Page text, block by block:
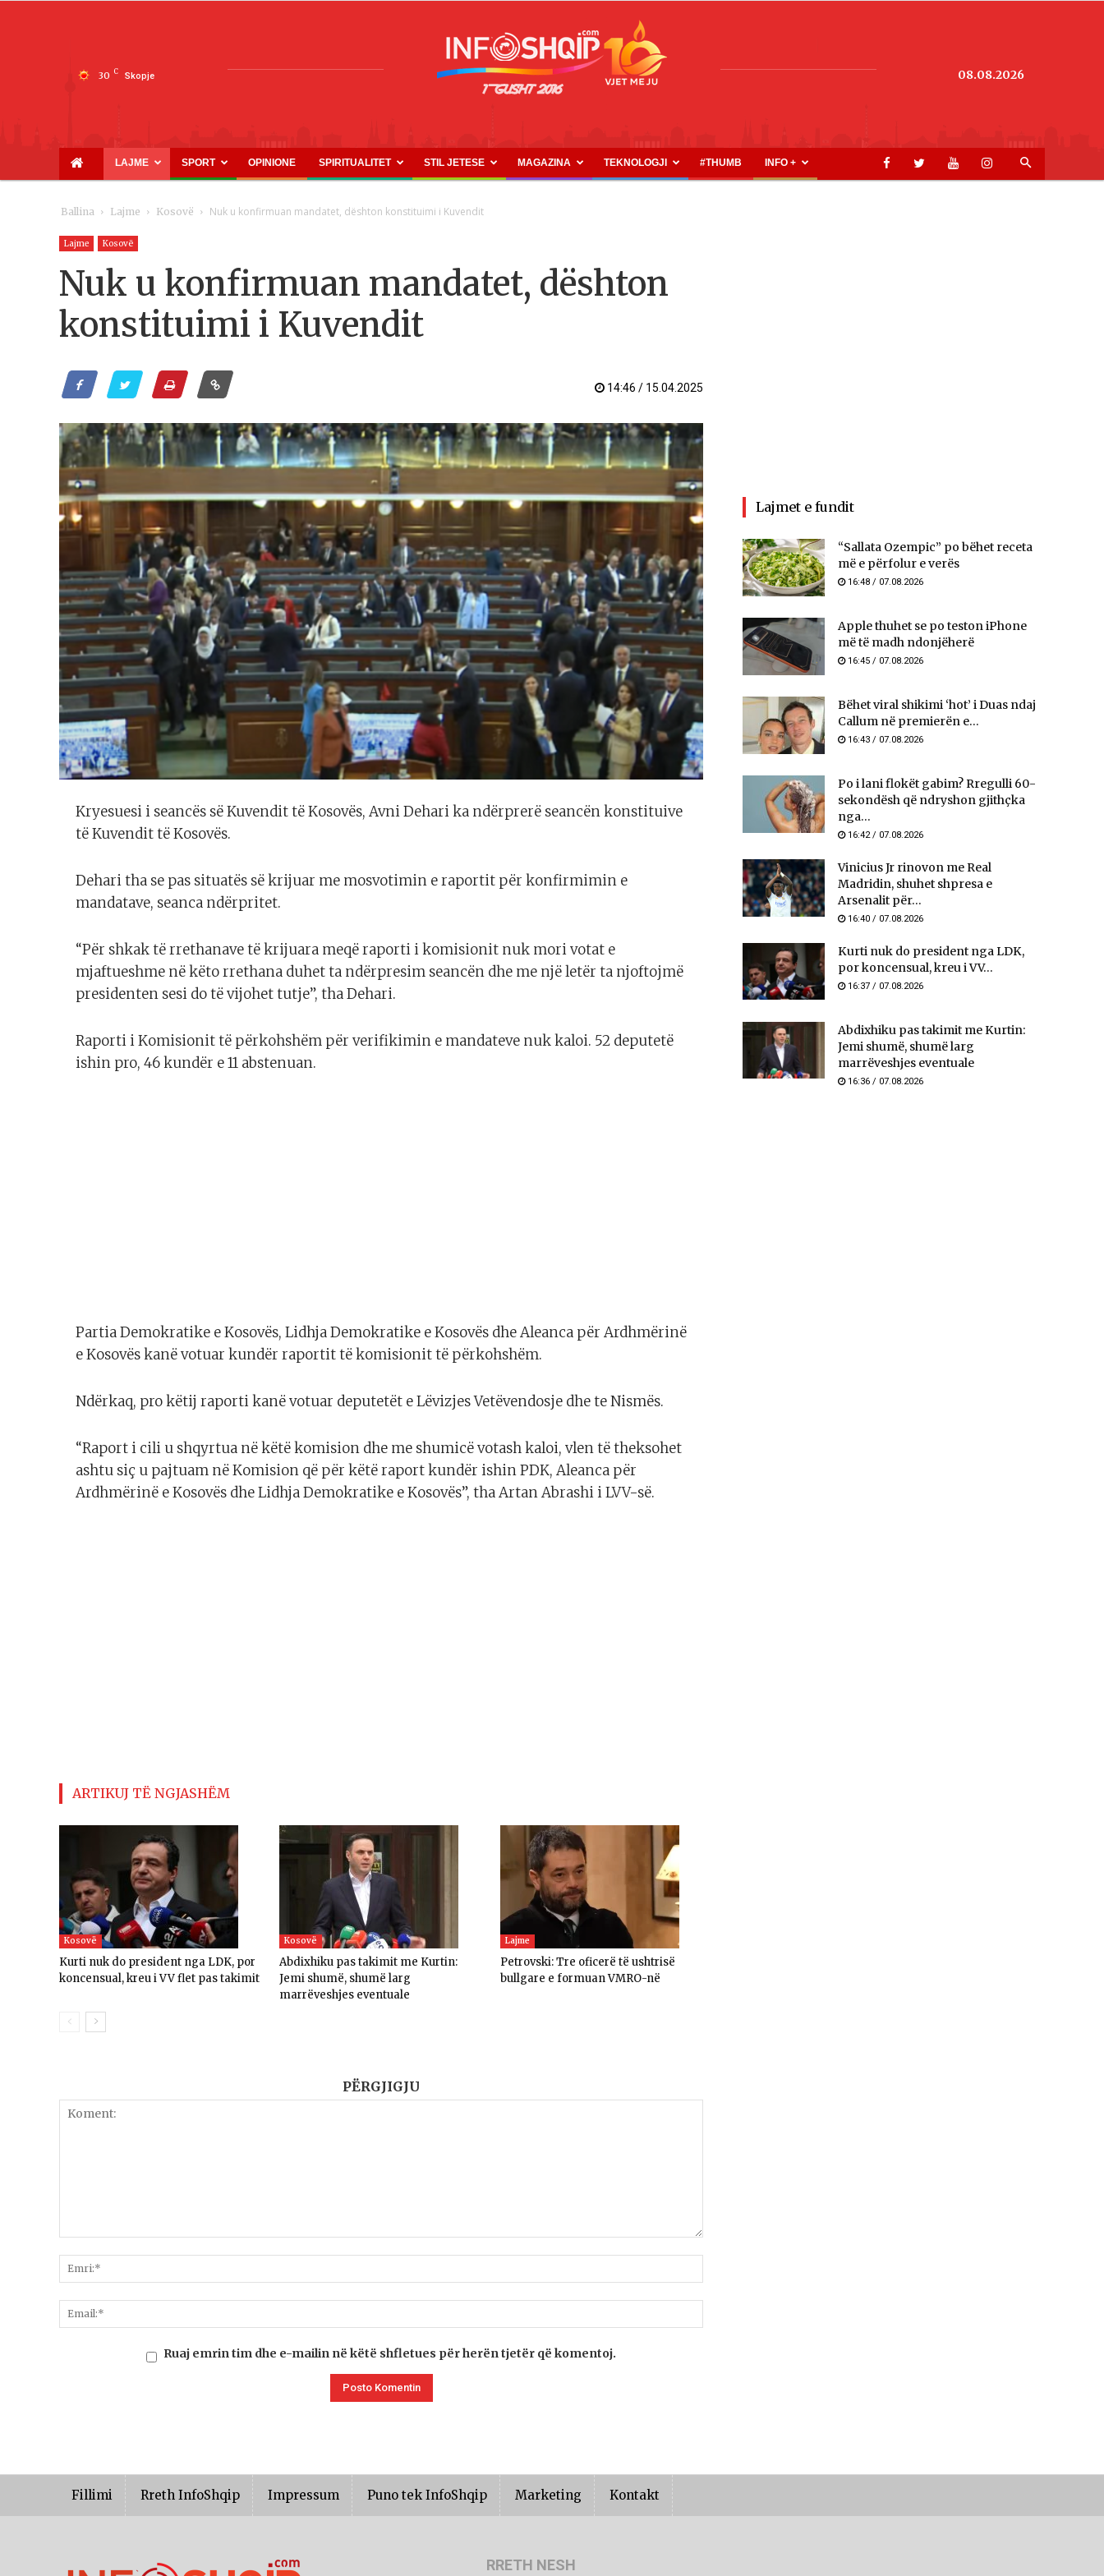
30 C Skopje
INFOSHQIP.COM
08.08.2026
LAJME SPORT OPINIONE SPIRITUALITET STIL JETESE MAGAZINA TEKNOLOGJI #THUMB INFO +
Ballina Lajme Kosovë Nuk u konfirmuan mandatet, dështon konstituimi i Kuvendit
Lajme Kosovë
Nuk u konfirmuan mandatet, dështon
konstituimi i Kuvendit
14:46 / 15.04.2025
Kryesuesi i seancës së Kuvendit të Kosovës, Avni Dehari ka ndërprerë seancën konstituive
të Kuvendit të Kosovës.
Dehari tha se pas situatës së krijuar me mosvotimin e raportit për konfirmimin e
mandatave, seanca ndërpritet.
“Për shkak të rrethanave të krijuara meqë raporti i komisionit nuk mori votat e
mjaftueshme në këto rrethana duhet ta ndërpresim seancën dhe me një letër ta njoftojmë
presidenten sesi do të vijohet tutje”, tha Dehari.
Raporti i Komisionit të përkohshëm për verifikimin e mandateve nuk kaloi. 52 deputetë
ishin pro, 46 kundër e 11 abstenuan.
Partia Demokratike e Kosovës, Lidhja Demokratike e Kosovës dhe Aleanca për Ardhmërinë
e Kosovës kanë votuar kundër raportit të komisionit të përkohshëm.
Ndërkaq, pro këtij raporti kanë votuar deputetët e Lëvizjes Vetëvendosje dhe te Nismës.
“Raport i cili u shqyrtua në këtë komision dhe me shumicë votash kaloi, vlen të theksohet
ashtu siç u pajtuam në Komision që për këtë raport kundër ishin PDK, Aleanca për
Ardhmërinë e Kosovës dhe Lidhja Demokratike e Kosovës”, tha Artan Abrashi i LVV-së.
ARTIKUJ TË NGJASHËM
Kosovë
Kurti nuk do president nga LDK, por
koncensual, kreu i VV flet pas takimit
Kosovë
Abdixhiku pas takimit me Kurtin:
Jemi shumë, shumë larg
marrëveshjes eventuale
Lajme
Petrovski: Tre oficerë të ushtrisë
bullgare e formuan VMRO-në
PËRGJIGJU
Ruaj emrin tim dhe e-mailin në këtë shfletues për herën tjetër që komentoj.
Lajmet e fundit
“Sallata Ozempic” po bëhet receta
më e përfolur e verës
16:48 / 07.08.2026
Apple thuhet se po teston iPhone
më të madh ndonjëherë
16:45 / 07.08.2026
Bëhet viral shikimi ‘hot’ i Duas ndaj
Callum në premierën e...
16:43 / 07.08.2026
Po i lani flokët gabim? Rregulli 60-
sekondësh që ndryshon gjithçka
nga...
16:42 / 07.08.2026
Vinicius Jr rinovon me Real
Madridin, shuhet shpresa e
Arsenalit për...
16:40 / 07.08.2026
Kurti nuk do president nga LDK,
por koncensual, kreu i VV...
16:37 / 07.08.2026
Abdixhiku pas takimit me Kurtin:
Jemi shumë, shumë larg
marrëveshjes eventuale
16:36 / 07.08.2026
Fillimi Rreth InfoShqip Impressum Puno tek InfoShqip Marketing Kontakt
RRETH NESH